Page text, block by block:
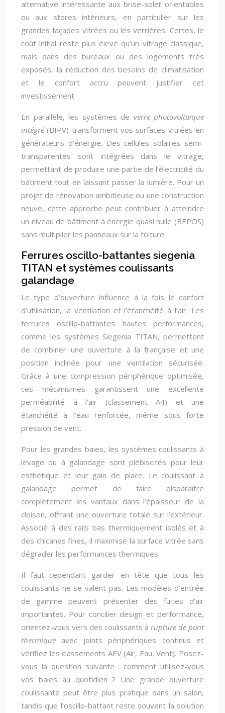
alternative intéressante aux brise-soleil orientables
ou aux stores intérieurs, en particulier sur les
grandes façades vitrées ou les verrières. Certes, le
coût initial reste plus élevé qu’un vitrage classique,
mais dans des bureaux ou des logements très
exposés, la réduction des besoins de climatisation
et le confort accru peuvent justifier cet
investissement.
En parallèle, les systèmes de verre photovoltaïque
intégré (BIPV) transforment vos surfaces vitrées en
générateurs d’énergie. Des cellules solaires semi-
transparentes sont intégrées dans le vitrage,
permettant de produire une partie de l’électricité du
bâtiment tout en laissant passer la lumière. Pour un
projet de rénovation ambitieuse ou une construction
neuve, cette approche peut contribuer à atteindre
un niveau de bâtiment à énergie quasi nulle (BEPOS)
sans multiplier les panneaux sur la toiture.
Ferrures oscillo-battantes siegenia
TITAN et systèmes coulissants
galandage
Le type d’ouverture influence à la fois le confort
d’utilisation, la ventilation et l’étanchéité à l’air. Les
ferrures oscillo-battantes hautes performances,
comme les systèmes Siegenia TITAN, permettent
de combiner une ouverture à la française et une
position inclinée pour une ventilation sécurisée.
Grâce à une compression périphérique optimisée,
ces mécanismes garantissent une excellente
perméabilité à l’air (classement A4) et une
étanchéité à l’eau renforcée, même sous forte
pression de vent.
Pour les grandes baies, les systèmes coulissants à
levage ou à galandage sont plébiscités pour leur
esthétique et leur gain de place. Le coulissant à
galandage permet de faire disparaître
complètement les vantaux dans l’épaisseur de la
cloison, offrant une ouverture totale sur l’extérieur.
Associé à des rails bas thermiquement isolés et à
des chicanes fines, il maximise la surface vitrée sans
dégrader les performances thermiques.
Il faut cependant garder en tête que tous les
coulissants ne se valent pas. Les modèles d’entrée
de gamme peuvent présenter des fuites d’air
importantes. Pour concilier design et performance,
orientez-vous vers des coulissants à rupture de pont
thermique avec joints périphériques continus et
vérifiez les classements AEV (Air, Eau, Vent). Posez-
vous la question suivante : comment utilisez-vous
vos baies au quotidien ? Une grande ouverture
coulissante peut être plus pratique dans un salon,
tandis que l’oscillo-battant reste souvent la solution